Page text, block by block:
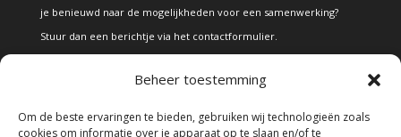
Beheer toestemming
Om de beste ervaringen te bieden, gebruiken wij technologieën zoals
cookies om informatie over je apparaat op te slaan en/of te
je benieuwd naar de mogelijkheden voor een samenwerking?
Stuur dan een berichtje via het contactformulier.